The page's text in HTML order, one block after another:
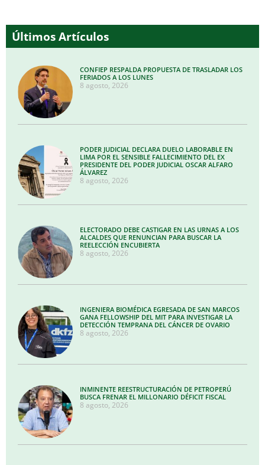
Últimos Artículos
CONFIEP RESPALDA PROPUESTA DE TRASLADAR LOS
FERIADOS A LOS LUNES
8 agosto, 2026
PODER JUDICIAL DECLARA DUELO LABORABLE EN
LIMA POR EL SENSIBLE FALLECIMIENTO DEL EX
PRESIDENTE DEL PODER JUDICIAL OSCAR ALFARO
ÁLVAREZ
8 agosto, 2026
ELECTORADO DEBE CASTIGAR EN LAS URNAS A LOS
ALCALDES QUE RENUNCIAN PARA BUSCAR LA
REELECCIÓN ENCUBIERTA
8 agosto, 2026
INGENIERA BIOMÉDICA EGRESADA DE SAN MARCOS
GANA FELLOWSHIP DEL MIT PARA INVESTIGAR LA
DETECCIÓN TEMPRANA DEL CÁNCER DE OVARIO
8 agosto, 2026
INMINENTE REESTRUCTURACIÓN DE PETROPERÚ
BUSCA FRENAR EL MILLONARIO DÉFICIT FISCAL
8 agosto, 2026